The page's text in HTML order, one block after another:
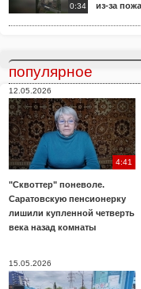
0:34
из-за
популярное
12.05.2026
4:41
"Сквоттер" поневоле.
Саратовскую пенсионерку
лишили купленной четверть
века назад комнаты
15.05.2026